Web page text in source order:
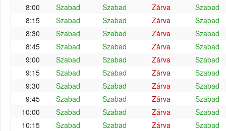
8:00
Szabad Szabad Zárva
Szabad
8:15
Szabad Szabad Zárva
Szabad
8:30
Szabad Szabad Zárva
Szabad
8:45
Szabad Szabad Zárva
Szabad
9:00
Szabad Szabad Zárva
Szabad
9:15
Szabad Szabad Zárva
Szabad
9:30
Szabad Szabad Zárva
Szabad
9:45
Szabad Szabad Zárva
Szabad
10:00
Szabad Szabad Zárva
Szabad
10:15
Szabad Szabad Zárva
Szabad